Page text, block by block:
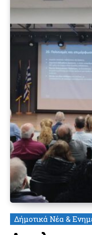
Δήμοτικά Νέα &